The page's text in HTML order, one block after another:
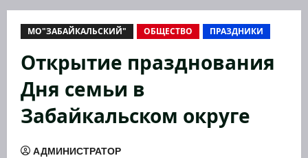
МО"ЗАБАЙКАЛЬСКИЙ" ОБЩЕСТВО ПРАЗДНИКИ
Открытие празднования
Дня семьи в
Забайкальском округе
АДМИНИСТРАТОР